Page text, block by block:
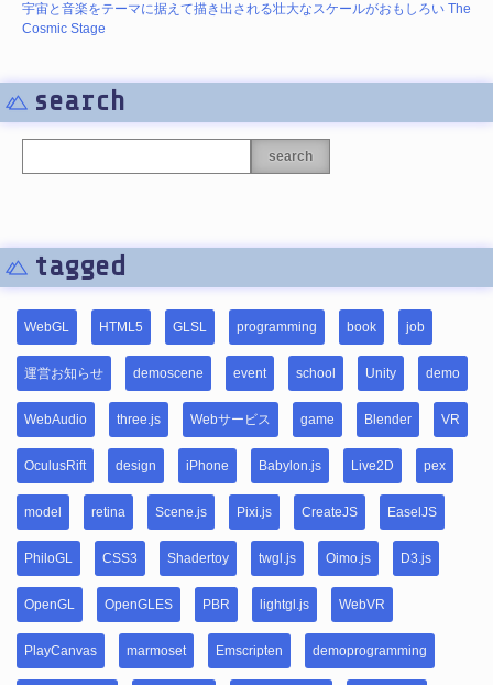
宇宙と音楽をテーマに据えて描き出される壮大なスケールがおもしろい The
Cosmic Stage
search
search
tagged
WebGL HTML5 GLSL programming book job
運営お知らせ demoscene event school Unity demo
WebAudio three.js Webサービス game Blender VR
OculusRift design iPhone Babylon.js Live2D pex
model retina Scene.js Pixi.js CreateJS EaselJS
PhiloGL CSS3 Shadertoy twgl.js Oimo.js D3.js
OpenGL OpenGLES PBR lightgl.js WebVR
PlayCanvas marmoset Emscripten demoprogramming